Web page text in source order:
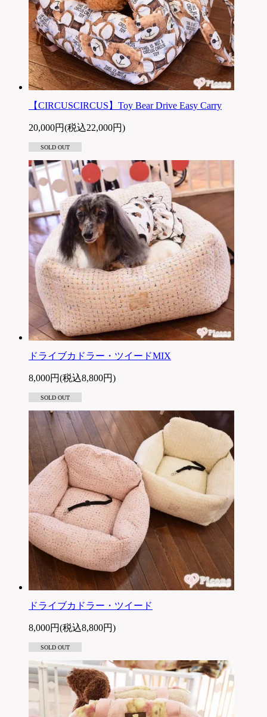
【CIRCUSCIRCUS】Toy Bear Drive Easy Carry
20,000円(税込22,000円)
SOLD OUT
ドライブカドラー・ツイードMIX
8,000円(税込8,800円)
SOLD OUT
ドライブカドラー・ツイード
8,000円(税込8,800円)
SOLD OUT